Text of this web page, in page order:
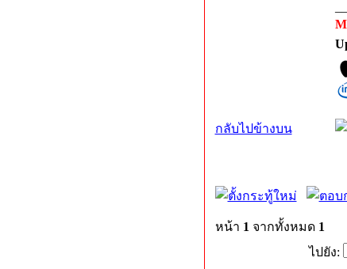
กลับไปข้างบน
หน้า 1 จากทั้งหมด 1
ไปยัง: